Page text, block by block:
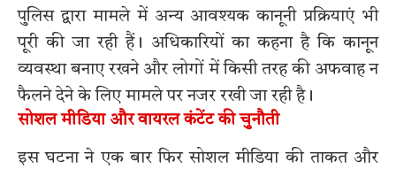
पुलिस द्वारा मामले में अन्य आवश्यक कानूनी प्रक्रियाएं भी
पूरी की जा रही हैं। अधिकारियों का कहना है कि कानून
व्यवस्था बनाए रखने और लोगों में किसी तरह की अफवाह न
फैलने देने के लिए मामले पर नजर रखी जा रही है।
सोशल मीडिया और वायरल कंटेंट की चुनौती
इस घटना ने एक बार फिर सोशल मीडिया की ताकत और